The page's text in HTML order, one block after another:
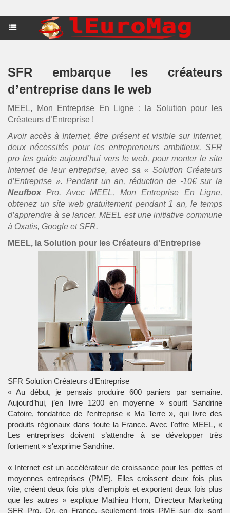
SFR embarque les créateurs
d’entreprise dans le web
MEEL, Mon Entreprise En Ligne : la Solution pour les
Créateurs d’Entreprise !
Avoir accès à Internet, être présent et visible sur Internet,
deux nécessités pour les entrepreneurs ambitieux. SFR
pro les guide aujourd’hui vers le web, pour monter le site
Internet de leur entreprise, avec sa « Solution Créateurs
d’Entreprise ». Pendant un an, réduction de -10€ sur la
Neufbox Pro. Avec MEEL, Mon Entreprise En Ligne,
obtenez un site web gratuitement pendant 1 an, le temps
d’apprendre à se lancer. MEEL est une initiative commune
à Oxatis, Google et SFR.
MEEL, la Solution pour les Créateurs d’Entreprise
SFR Solution Créateurs d’Entreprise
« Au début, je pensais produire 600 paniers par semaine.
Aujourd’hui, j’en livre 1200 en moyenne » sourit Sandrine
Catoire, fondatrice de l’entreprise « Ma Terre », qui livre des
produits régionaux dans toute la France. Avec l'offre MEEL, «
Les entreprises doivent s’attendre à se développer très
fortement » s'exprime Sandrine.
« Internet est un accélérateur de croissance pour les petites et
moyennes entreprises (PME). Elles croissent deux fois plus
vite, créent deux fois plus d’emplois et exportent deux fois plus
que les autres » explique Mathieu Horn, Directeur Marketing
SFR Pro. Or, en France, seulement trois PME sur dix sont